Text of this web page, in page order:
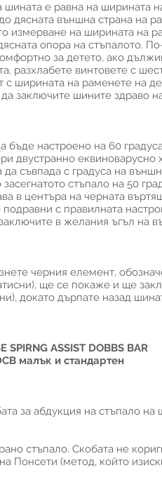
е равна на ширината
дясната външна страна на
измерване на ширината на
опора на стъпалото.
за детето, ако
винтовете с
ширината на раменете на
заключите шините здраво
настроено на 60
двустранно еквиноварусно
съвпада с градуса на
стъпало на 50
в центъра на черната
с правилната
в желания ъгъл на
черния елемент,
ще се покаже и ще
докато дърпате назад
SPIRNG ASSIST DOBBS BAR
малък и стандартен
за абдукция на стъпало
стъпало. Скобата не
Понсети (метод, който